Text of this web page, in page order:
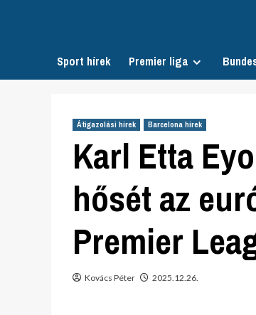
Sport hírek Premier liga
Átigazolási hírek Barcelona hírek
Karl Etta
hősét az
Premier
Kovács Péter 2025.12.26.